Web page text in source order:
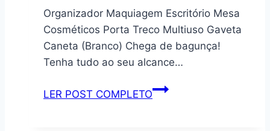
Zíper
Inox
24
Peças
(Dourado)
Organizador Maquiagem Escritório Mesa
Cosméticos Porta Treco Multiuso Gaveta
Caneta (Branco) Chega de bagunça!
Tenha tudo ao seu alcance…
LER POST COMPLETOOrganizador